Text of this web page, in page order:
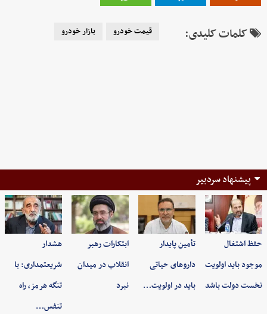
کلمات کلیدی: قیمت خودرو بازار خودرو
پیشنهاد سردبیر
حفظ اشتغال
موجود باید اولویت
نخست دولت باشد
تأمین پایدار
داروهای حیاتی
باید در اولویت…
ابتکارات رهبر
انقلاب در میدان
نبرد
هشدار
شریعتمداری: با
تنگه هرمز، راه
تنفس…